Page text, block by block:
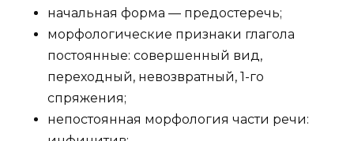
начальная форма — предостеречь;
морфологические признаки глагола
постоянные: совершенный вид,
переходный, невозвратный, 1-го
спряжения;
непостоянная морфология части речи: